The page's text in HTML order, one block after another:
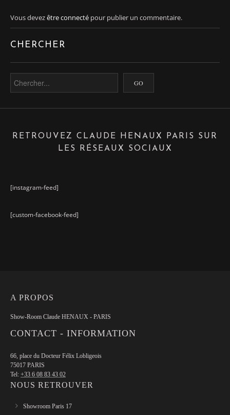
Vous devezêtre connecté pour publier un commentaire.
CHERCHER
RETROUVEZ CLAUDE HENAUX PARIS SUR
LES RÉSEAUX SOCIAUX
[instagram-feed]
[custom-facebook-feed]
A PROPOS
Show-Room Claude HENAUX - PARIS
CONTACT - INFORMATION
66, place du Docteur Félix Lobligeois
75017 PARIS
Tel: +33 6 08 83 43 02
NOUS RETROUVER
Showroom Paris 17